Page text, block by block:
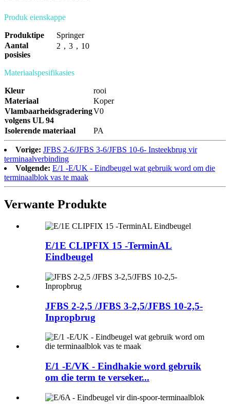
Produk eienskappe
Produktipe
Springer
Aantal
posisies
2 ， 3 ， 10
Materiaalspesifikasies
Kleur
rooi
Materiaal
Koper
Vlambaarheidsgradering
volgens UL 94
V0
Isolerende materiaal PA
Vorige: JFBS 2-6/JFBS 3-6/JFBS 10-6- Insteekbrug vir
terminaalverbinding
Volgende: E/1 -E/UK - Eindbeugel wat gebruik word om die
terminaalblok vas te maak
Verwante Produkte
E/1E CLIPFIX 15 -TerminAL
Eindbeugel
JFBS 2-2,5 /JFBS 3-2,5/JFBS 10-2,5-
Inpropbrug
E/1 -E/VK - Eindhakie word gebruik
om die term te verseker...